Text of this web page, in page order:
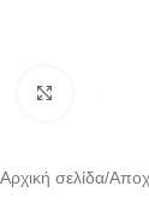
Αρχική σελίδα/